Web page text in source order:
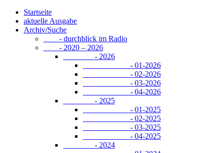
Startseite
aktuelle Ausgabe
Archiv/Suche
- durchblick im Radio
- 2020 – 2026
- 2026
- 01-2026
- 02-2026
- 03-2026
- 04-2026
- 2025
- 01-2025
- 02-2025
- 03-2025
- 04-2025
- 2024